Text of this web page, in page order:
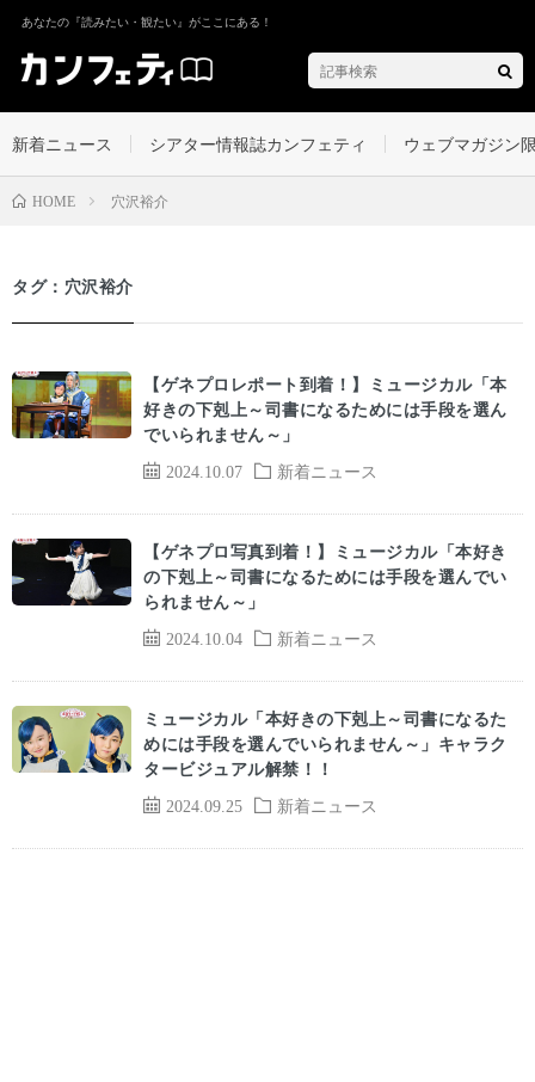
あなたの『読みたい・観たい』がここにある！
新着ニュース シアター情報誌カンフェティ ウェブマガジン
HOME 穴沢裕介
タグ：穴沢裕介
2024.10.07 新着ニュース
【ゲネプロレポート到着！】ミュージカル「本
好きの下剋上～司書になるためには手段を選ん
でいられません～」
2024.10.04 新着ニュース
【ゲネプロ写真到着！】ミュージカル「本好き
の下剋上～司書になるためには手段を選んでい
られません～」
2024.09.25 新着ニュース
ミュージカル「本好きの下剋上～司書になるた
めには手段を選んでいられません～」キャラク
タービジュアル解禁！！